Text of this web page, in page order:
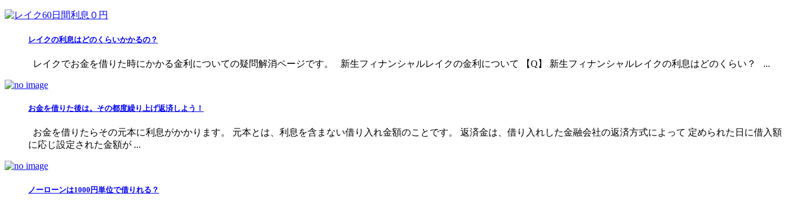
レイクの利息はどのくらいかかるの？
レイクでお金を借りた時にかかる金利についての疑問解消ページです。 新生フィナンシャルレイクの金利について 【Q】 新生フィナンシャルレイクの利息はどのくらい？ ...
お金を借りた後は。その都度繰り上げ返済しよう！
お金を借りたらその元本に利息がかかります。 元本とは、利息を含まない借り入れ金額のことです。 返済金は、借り入れした金融会社の返済方式によって 定められた日に借入額
に応じ設定された金額が ...
ノーローンは1000円単位で借りれる？